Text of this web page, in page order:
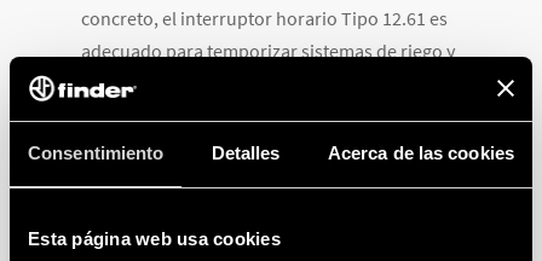
Consentimiento Detalles Acerca de las cookies
Esta página web usa cookies
concreto, el interruptor horario Tipo 12.61 es
adecuado para temporizar sistemas de riego y
permite la programación semanal y la consiguiente
economía de programas guardados.
SERIE 12 ASTRO.Este tipo de producto, al que
pertenecen los Tipos12.A1y12.A2, es muy
las coordenadas geográficas y la época del